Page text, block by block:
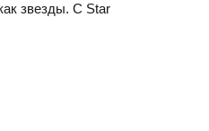
звезды. С Star